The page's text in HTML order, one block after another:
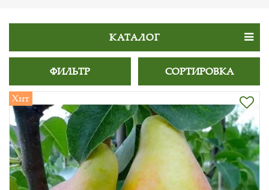
КАТАЛОГ
ФИЛЬТР СОРТИРОВКА
Хит